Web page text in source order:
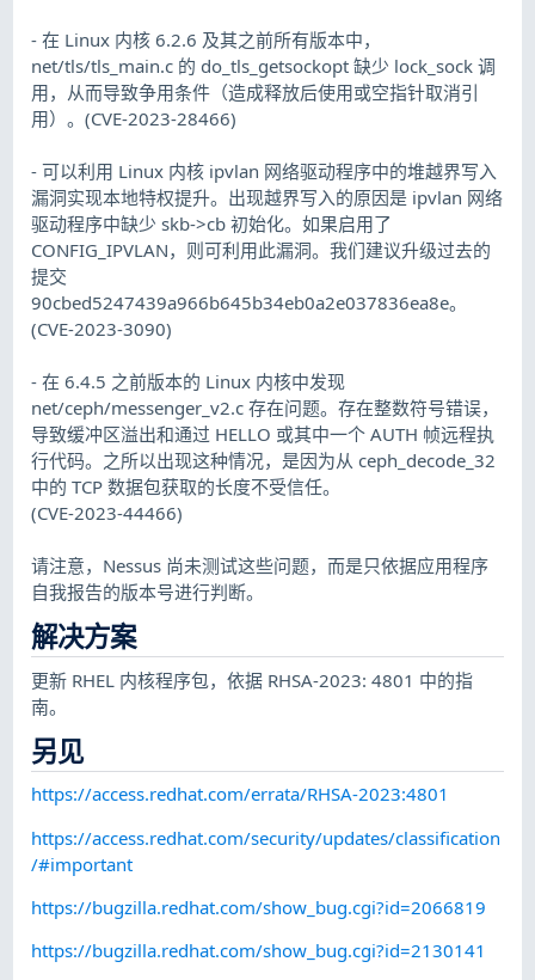
- 在 Linux 内核 6.2.6 及其之前所有版本中，
net/tls/tls_main.c 的 do_tls_getsockopt 缺少 lock_sock 调
用，从而导致争用条件（造成释放后使用或空指针取消引
用）。(CVE-2023-28466)
- 可以利用 Linux 内核 ipvlan 网络驱动程序中的堆越界写入
漏洞实现本地特权提升。出现越界写入的原因是 ipvlan 网络
驱动程序中缺少 skb->cb 初始化。如果启用了
CONFIG_IPVLAN，则可利用此漏洞。我们建议升级过去的
提交
90cbed5247439a966b645b34eb0a2e037836ea8e。
(CVE-2023-3090)
- 在 6.4.5 之前版本的 Linux 内核中发现
net/ceph/messenger_v2.c 存在问题。存在整数符号错误，
导致缓冲区溢出和通过 HELLO 或其中一个 AUTH 帧远程执
行代码。之所以出现这种情况，是因为从 ceph_decode_32
中的 TCP 数据包获取的长度不受信任。
(CVE-2023-44466)
请注意，Nessus 尚未测试这些问题，而是只依据应用程序
自我报告的版本号进行判断。
解决方案
更新 RHEL 内核程序包，依据 RHSA-2023: 4801 中的指
南。
另见
https://access.redhat.com/errata/RHSA-2023:4801
https://access.redhat.com/security/updates/classification
/#important
https://bugzilla.redhat.com/show_bug.cgi?id=2066819
https://bugzilla.redhat.com/show_bug.cgi?id=2130141